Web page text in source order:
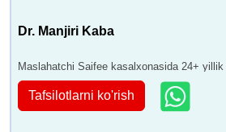
Dr. Manjiri Kaba
Maslahatchi Saifee kasalxonasida 24+ yillik
Tafsilotlarni ko'rish